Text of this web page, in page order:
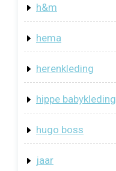
h&m
hema
herenkleding
hippe babykleding
hugo boss
jaar